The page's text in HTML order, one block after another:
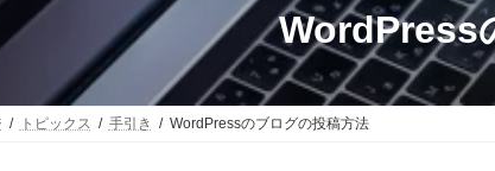
WordPress
トピックス 手引き WordPressのブログの投稿方法